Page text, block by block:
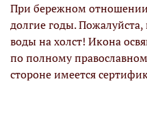
При бережном отношении
долгие годы.
воды на холст! Икона
по полному
стороне имеется